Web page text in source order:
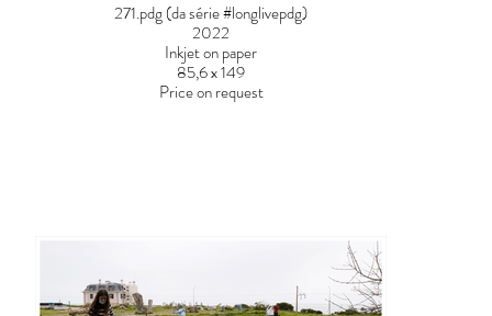
271.pdg (da série #longlivepdg)
2022
Inkjet on paper
85,6 x 149
Price on request